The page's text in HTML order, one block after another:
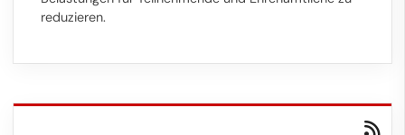
reduzieren.